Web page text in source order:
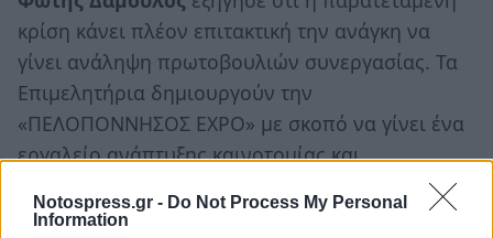
Notospress.gr - Do Not Process My Personal
Information
κρίση κάνει πλέον επιτακτική την ανάγκη να
γίνει ανάληψη πρωτοβουλιών συνεργασίας. Τα
Επιμελητήρια δημιουργούν την
«ΠΕΛΟΠΟΝΝΗΣΟΣ EXPO» με σκοπό να γίνει ένα
εργαλείο ανάπτυξης καινοτομίας και
εξωστρέφειας, η οποία θα προβάλλει όχι μόνο
τα προϊόντα και τις υπηρεσίες αλλά και τον